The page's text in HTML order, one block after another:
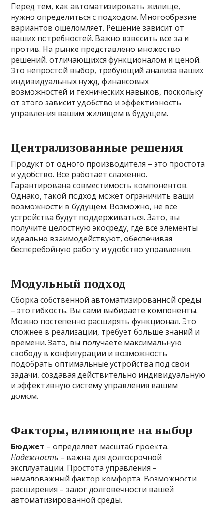
Перед тем, как автоматизировать жилище,
нужно определиться с подходом. Многообразие
вариантов ошеломляет. Решение зависит от
ваших потребностей. Важно взвесить все за и
против. На рынке представлено множество
решений, отличающихся функционалом и ценой.
Это непростой выбор, требующий анализа ваших
индивидуальных нужд, финансовых
возможностей и технических навыков, поскольку
от этого зависит удобство и эффективность
управления вашим жилищем в будущем.
Централизованные решения
Продукт от одного производителя – это простота
и удобство. Всё работает слаженно.
Гарантирована совместимость компонентов.
Однако, такой подход может ограничить ваши
возможности в будущем. Возможно, не все
устройства будут поддерживаться. Зато, вы
получите целостную экосреду, где все элементы
идеально взаимодействуют, обеспечивая
бесперебойную работу и удобство управления.
Модульный подход
Сборка собственной автоматизированной среды
– это гибкость. Вы сами выбираете компоненты.
Можно постепенно расширять функционал. Это
сложнее в реализации, требует больше знаний и
времени. Зато, вы получаете максимальную
свободу в конфигурации и возможность
подобрать оптимальные устройства под свои
задачи, создавая действительно индивидуальную
и эффективную систему управления вашим
домом.
Факторы, влияющие на выбор
Бюджет – определяет масштаб проекта.
Надежность – важна для долгосрочной
эксплуатации. Простота управления –
немаловажный фактор комфорта. Возможности
расширения – залог долговечности вашей
автоматизированной среды.